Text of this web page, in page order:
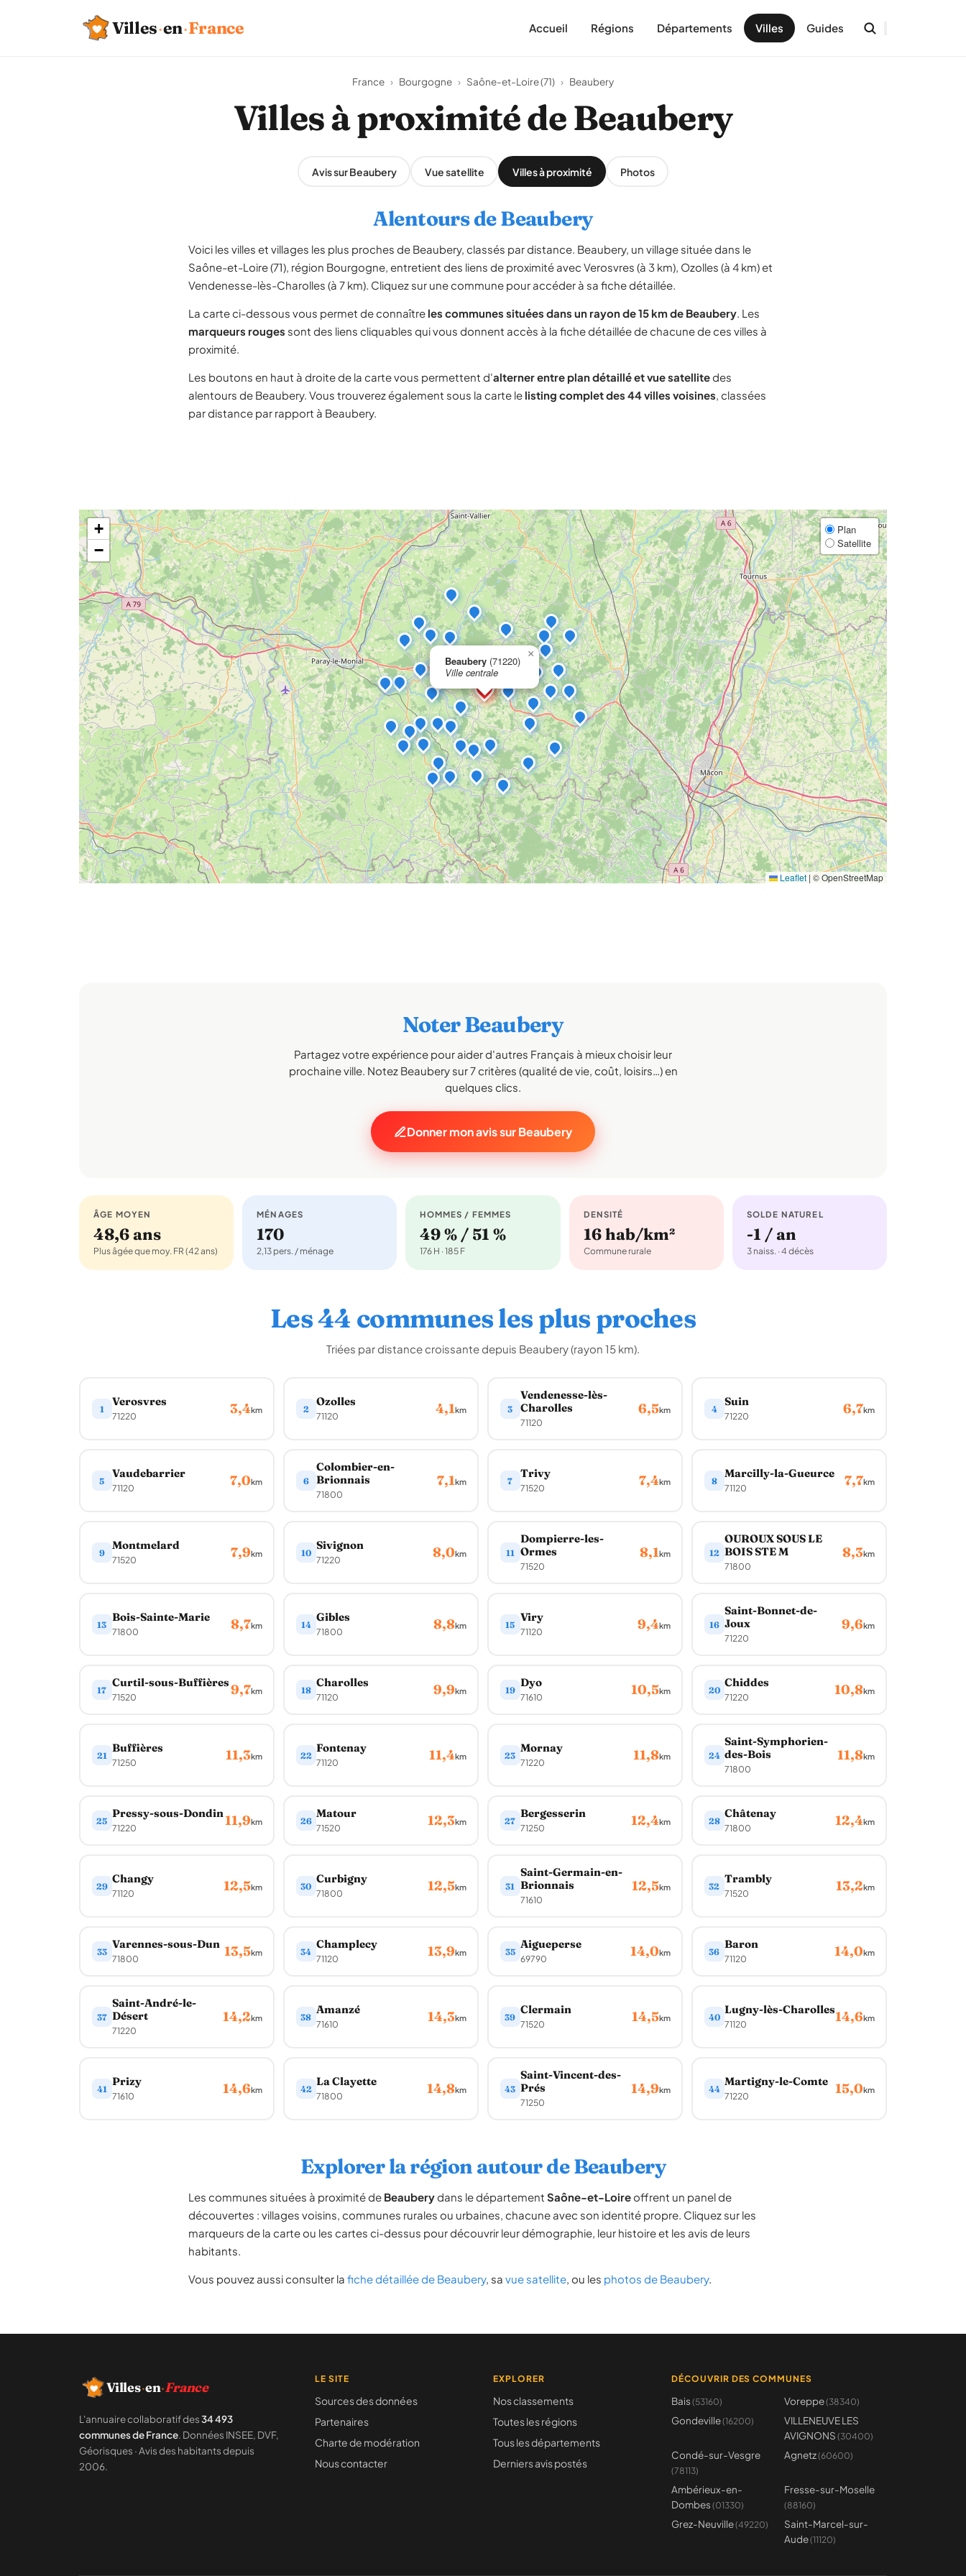
Villes·en·France Accueil Régions Départements Villes Guides
France › Bourgogne › Saône-et-Loire (71) › Beaubery
Villes à proximité de Beaubery
Avis sur Beaubery Vue satellite Villes à proximité Photos
Alentours de Beaubery
Voici les villes et villages les plus proches de Beaubery, classés par distance. Beaubery, un village située dans le
Saône-et-Loire (71), région Bourgogne, entretient des liens de proximité avec Verosvres (à 3 km), Ozolles (à 4 km) et
Vendenesse-lès-Charolles (à 7 km). Cliquez sur une commune pour accéder à sa fiche détaillée.
La carte ci-dessous vous permet de connaître les communes situées dans un rayon de 15 km de Beaubery. Les
marqueurs rouges sont des liens cliquables qui vous donnent accès à la fiche détaillée de chacune de ces villes à
proximité.
Les boutons en haut à droite de la carte vous permettent d'alterner entre plan détaillé et vue satellitedes
alentours de Beaubery. Vous trouverez également sous la carte le listing complet des 44 villes voisines, classées
par distance par rapport à Beaubery.
Beaubery (71220)
Ville centrale
×
+
−
Plan
Satellite
Leaflet | © OpenStreetMap
Noter Beaubery
Partagez votre expérience pour aider d'autres Français à mieux choisir leur
prochaine ville. Notez Beaubery sur 7 critères (qualité de vie, coût, loisirs…) en
quelques clics.
Donner mon avis sur Beaubery
ÂGE MOYEN
48,6 ans
Plus âgée que moy. FR (42 ans)
MÉNAGES
170
2,13 pers. / ménage
HOMMES / FEMMES
49 % / 51 %
176 H · 185 F
DENSITÉ
16 hab/km²
Commune rurale
SOLDE NATUREL
-1 / an
3 naiss. · 4 décès
Les 44 communes les plus proches
Triées par distance croissante depuis Beaubery (rayon 15 km).
1
Verosvres
71220 3,4km 2
Ozolles
71120 4,1km 3
Vendenesse-lès-
Charolles
71120
6,5km 4
Suin
71220 6,7km
5
Vaudebarrier
71120 7,0km 6
Colombier-en-
Brionnais
71800
7,1km 7
Trivy
71520 7,4km 8
Marcilly-la-Gueurce
71120 7,7km
9
Montmelard
71520 7,9km 10
Sivignon
71220 8,0km 11
Dompierre-les-
Ormes
71520
8,1km 12
OUROUX SOUS LE
BOIS STE M
71800
8,3km
13
Bois-Sainte-Marie
71800 8,7km 14
Gibles
71800 8,8km 15
Viry
71120 9,4km 16
Saint-Bonnet-de-
Joux
71220
9,6km
17
Curtil-sous-Buffières
71520 9,7km 18
Charolles
71120 9,9km 19
Dyo
71610 10,5km 20
Chiddes
71220 10,8km
21
Buffières
71250 11,3km 22
Fontenay
71120 11,4km 23
Mornay
71220 11,8km 24
Saint-Symphorien-
des-Bois
71800
11,8km
25
Pressy-sous-Dondin
71220 11,9km 26
Matour
71520 12,3km 27
Bergesserin
71250 12,4km 28
Châtenay
71800 12,4km
29
Changy
71120 12,5km 30
Curbigny
71800 12,5km 31
Saint-Germain-en-
Brionnais
71610
12,5km 32
Trambly
71520 13,2km
33
Varennes-sous-Dun
71800 13,5km 34
Champlecy
71120 13,9km 35
Aigueperse
69790 14,0km 36
Baron
71120 14,0km
37
Saint-André-le-
Désert
71220
14,2km 38
Amanzé
71610 14,3km 39
Clermain
71520 14,5km 40
Lugny-lès-Charolles
71120 14,6km
41
Prizy
71610 14,6km 42
La Clayette
71800 14,8km 43
Saint-Vincent-des-
Prés
71250
14,9km 44
Martigny-le-Comte
71220 15,0km
Explorer la région autour de Beaubery
Les communes situées à proximité de Beauberydans le département Saône-et-Loireoffrent un panel de
découvertes : villages voisins, communes rurales ou urbaines, chacune avec son identité propre. Cliquez sur les
marqueurs de la carte ou les cartes ci-dessus pour découvrir leur démographie, leur histoire et les avis de leurs
habitants.
Vous pouvez aussi consulter la fiche détaillée de Beaubery, sa vue satellite, ou les photos de Beaubery.
Villes·en·France
L'annuaire collaboratif des34 493
communes de France. Données INSEE, DVF,
Géorisques · Avis des habitants depuis
2006.
LE SITE
Sources des données
Partenaires
Charte de modération
Nous contacter
EXPLORER
Nos classements
Toutes les régions
Tous les départements
Derniers avis postés
DÉCOUVRIR DES COMMUNES
Bais (53160) Voreppe(38340)
Gondeville(16200)
VILLENEUVE LES
AVIGNONS (30400)
Condé-sur-Vesgre
(78113)
Agnetz(60600)
Ambérieux-en-
Dombes (01330)
Fresse-sur-Moselle
(88160)
Grez-Neuville(49220)
Saint-Marcel-sur-
Aude(11120)